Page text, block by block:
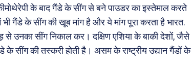
के बाद गैंडे के सींग से बने पाउडर का इस्तेमाल करते
गैंडे के सींग की खूब मांग है और ये मांग पूरा करता है भारत.
उनका सींग निकाल कर। दक्षिण एशिया के बाकी देशों, जैसे
के सींग की तस्करी होती है। असम के राष्ट्रीय उद्यान गैंडों के